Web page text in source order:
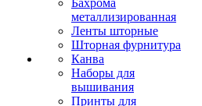
Бахрома
металлизированная
Ленты шторные
Шторная фурнитура
Канва
Наборы для
вышивания
Принты для